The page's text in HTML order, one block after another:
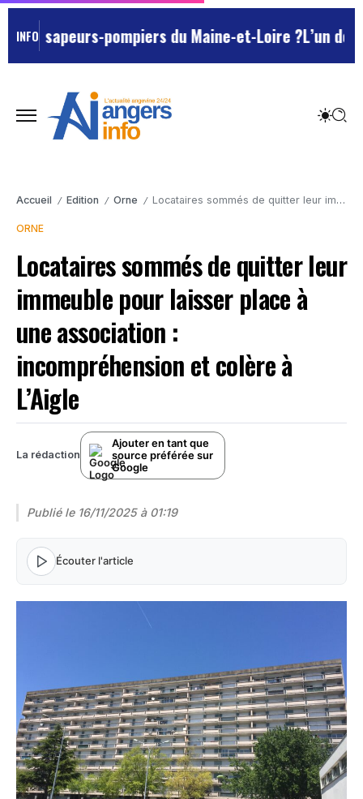
INFO
sapeurs-pompiers du Maine-et-Loire ?L’un des
Accueil / Edition / Orne / Locataires sommés de quitter leur immeuble pour laisser place à une association : incompréhension et colère à L’Aigle
ORNE
Locataires sommés de quitter leur
immeuble pour laisser place à
une association :
incompréhension et colère à
L’Aigle
La rédaction
Ajouter en tant que
source préférée sur
Google
Publié le 16/11/2025 à 01:19
Écouter l'article